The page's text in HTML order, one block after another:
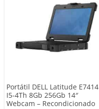
Portátil DELL Latitude E7414
I5-4Th 8Gb 256Gb 14″
Webcam – Recondicionado